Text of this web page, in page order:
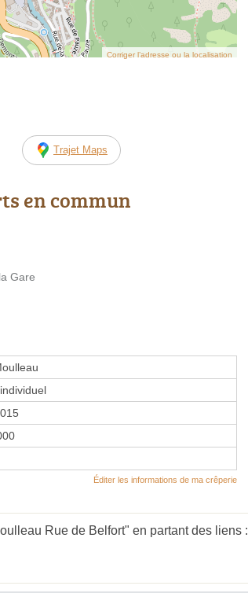
Corriger l’adresse ou la localisation
Trajet Maps
en commun
Gare
Éditer les informations de ma crêperie
Rue de Belfort" en partant des liens :